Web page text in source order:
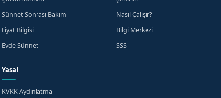
Sünnet Sonrası Bakım
Fiyat Bilgisi
Evde Sünnet
Nasıl Çalışır?
Bilgi Merkezi
SSS
Yasal
KVKK Aydınlatma